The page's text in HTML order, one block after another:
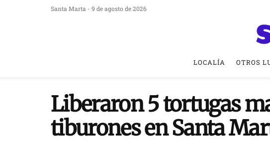
Santa Marta - 9 de agosto de 2026
LOCALÍA OTROS
Liberaron 5 tortugas
tiburones en Santa